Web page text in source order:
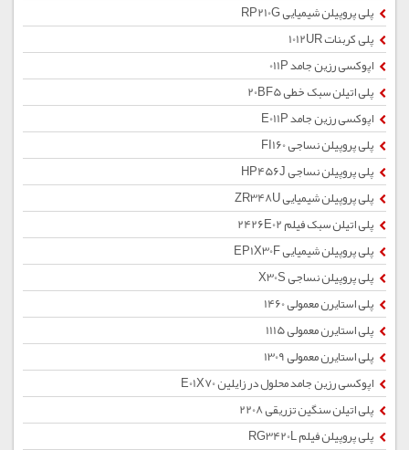
پلی پروپیلن شیمیایی RP210G
پلی کربنات 1012UR
اپوکسی رزین جامد 011P
پلی اتیلن سبک خطی 20BF5
اپوکسی رزین جامد E011P
پلی پروپیلن نساجی FI160
پلی پروپیلن نساجی HP456J
پلی پروپیلن شیمیایی ZR348U
پلی اتیلن سبک فیلم 2426E02
پلی پروپیلن شیمیایی EP1X30F
پلی پروپیلن نساجی X30S
پلی استایرن معمولی 1460
پلی استایرن معمولی 1115
پلی استایرن معمولی 1309
اپوکسی رزین جامد محلول در زایلین E01X70
پلی اتیلن سنگین تزریقی 2208
پلی پروپیلن فیلم RG3420L